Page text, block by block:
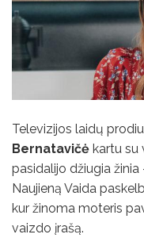
Televizijos laidų
Bernatavičė kartu su
pasidalijo džiugia
Naujieną Vaida
kur žinoma moteris
vaizdo įrašą.